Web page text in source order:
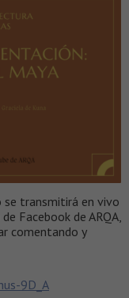
transmitirá en vivo
Facebook de ARQA,
comentando y
9D_A